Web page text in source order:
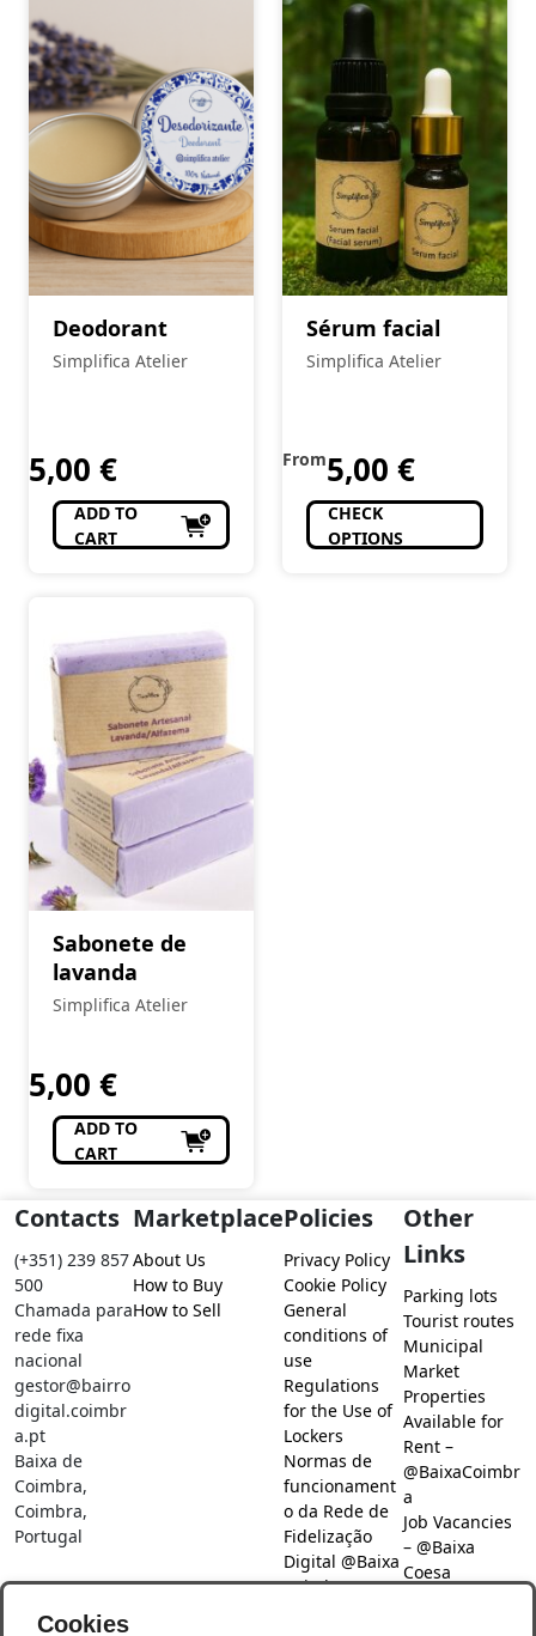
Deodorant
Simplifica Atelier
5,00 €
ADD TO
CART
Sérum facial
Simplifica Atelier
From5,00 €
CHECK
OPTIONS
Sabonete de
lavanda
Simplifica Atelier
5,00 €
ADD TO
CART
Contacts
(+351) 239 857
500
Chamada para
rede fixa
nacional
gestor@bairro
digital.coimbr
a.pt
Baixa de
Coimbra,
Coimbra,
Portugal
Marketplace
About Us
How to Buy
How to Sell
Policies
Privacy Policy
Cookie Policy
General
conditions of
use
Regulations
for the Use of
Lockers
Normas de
funcionament
o da Rede de
Fidelização
Digital @Baixa
Coimbra
Other
Links
Parking lots
Tourist routes
Municipal
Market
Properties
Available for
Rent –
@BaixaCoimbr
a
Job Vacancies
– @Baixa
Coesa
Cookies